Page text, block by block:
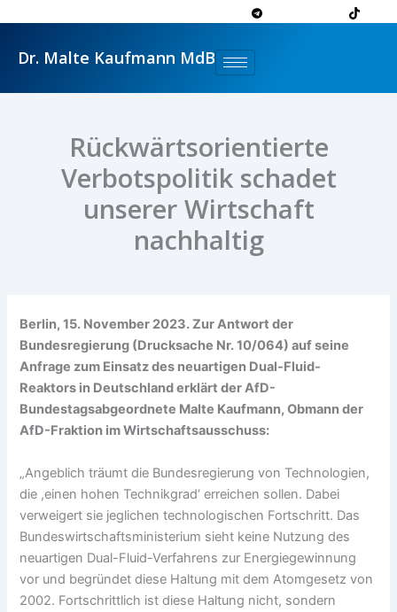
springen
Dr. Malte Kaufmann MdB
Rückwärtsorientierte
Verbotspolitik schadet
unserer Wirtschaft
nachhaltig
Berlin, 15. November 2023. Zur Antwort der
Bundesregierung (Drucksache Nr. 10/064) auf seine
Anfrage zum Einsatz des neuartigen Dual-Fluid-
Reaktors in Deutschland erklärt der AfD-
Bundestagsabgeordnete Malte Kaufmann, Obmann der
AfD-Fraktion im Wirtschaftsausschuss:
„Angeblich träumt die Bundesregierung von Technologien,
die ,einen hohen Technikgrad‘ erreichen sollen. Dabei
verweigert sie jeglichen technologischen Fortschritt. Das
Bundeswirtschaftsministerium sieht keine Nutzung des
neuartigen Dual-Fluid-Verfahrens zur Energiegewinnung
vor und begründet diese Haltung mit dem Atomgesetz von
2002. Fortschrittlich ist diese Haltung nicht, sondern